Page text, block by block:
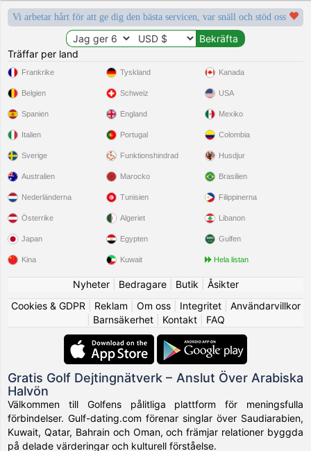
Vi arbetar hårt för att ge dig den bästa servicen, var snäll och stöd oss
Träffar per land
Frankrike
Belgien
Spanien
Italien
Sverige
Tyskland
Schweiz
England
Portugal
Funktionshindrad
Kanada
USA
Mexiko
Colombia
Husdjur
Australien
Nederländerna
Österrike
Japan
Kina
Marocko
Tunisien
Algeriet
Egypten
Kuwait
Brasilien
Filippinerna
Libanon
Gulfen
Hela listan
Nyheter| Bedragare| Butik
Åsikter
Cookies & GDPR
Reklam Om oss| Integritet| Användarvillkor
Barnsäkerhet| Kontakt| FAQ
Gratis Golf Dejtingnätverk – Anslut Över Arabiska
Halvön
Välkommen till Golfens pålitliga plattform för meningsfulla
förbindelser. Gulf-dating.com förenar singlar över Saudiarabien,
Kuwait, Qatar, Bahrain och Oman, och främjar relationer byggda
på delade värderingar och kulturell förståelse.